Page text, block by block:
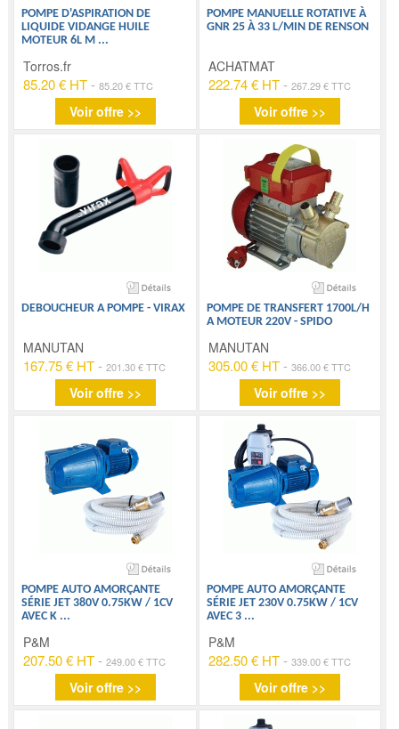
POMPE D'ASPIRATION DE
LIQUIDE VIDANGE HUILE
MOTEUR 6L M ...
Torros.fr
85.20 € HT -85.20 € TTC
Voir offre >>
POMPE MANUELLE ROTATIVE À
GNR 25 À 33 L/MIN DE RENSON
ACHATMAT
222.74 € HT- 267.29 € TTC
Voir offre >>
DEBOUCHEUR A POMPE - VIRAX
MANUTAN
167.75 € HT -201.30 € TTC
Voir offre >>
POMPE DE TRANSFERT 1700L/H
A MOTEUR 220V - SPIDO
MANUTAN
305.00 € HT- 366.00 € TTC
Voir offre >>
POMPE AUTO AMORÇANTE
SÉRIE JET 380V 0.75KW / 1CV
AVEC K ...
P&M
207.50 € HT -249.00 € TTC
Voir offre >>
POMPE AUTO AMORÇANTE
SÉRIE JET 230V 0.75KW / 1CV
AVEC 3 ...
P&M
282.50 € HT- 339.00 € TTC
Voir offre >>